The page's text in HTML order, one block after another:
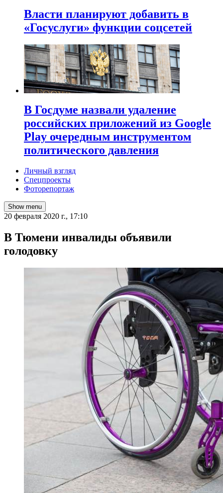
Власти планируют добавить в
«Госуслуги» функции соцсетей
В Госдуме назвали удаление
российских приложений из Google
Play очередным инструментом
политического давления
Личный взгляд
Спецпроекты
Фоторепортаж
Show menu
20 февраля 2020 г., 17:10
В Тюмени инвалиды объявили
голодовку